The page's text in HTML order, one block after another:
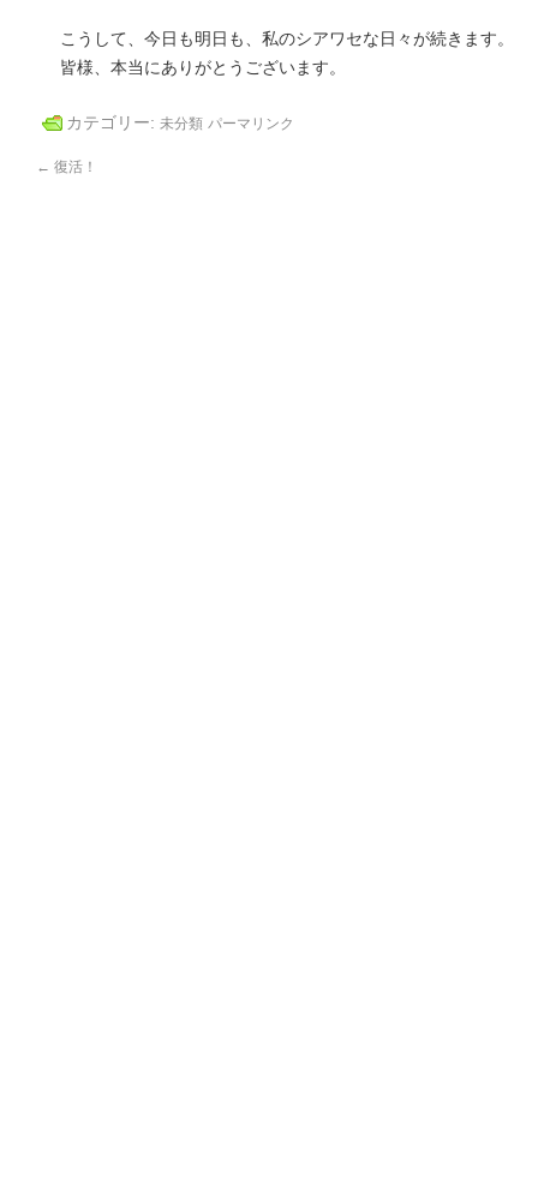
こうして、今日も明日も、私のシアワセな日々が続きます。
皆様、本当にありがとうございます。
カテゴリー: 未分類 パーマリンク
← 復活！